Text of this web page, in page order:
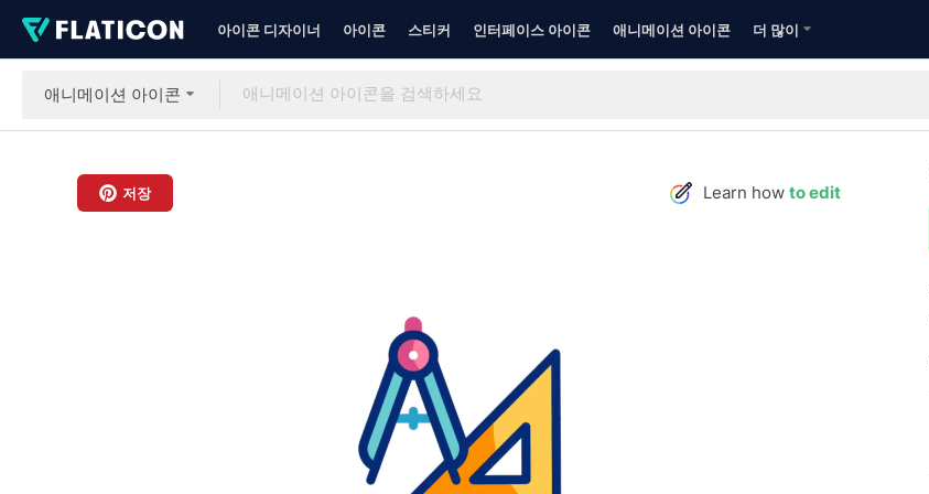
아이콘 디자이너 아이콘 스티커 인터페이스 아이콘 애니메이션 아이콘 더 많이
애니메이션 아이콘
저장 Learn how to edit